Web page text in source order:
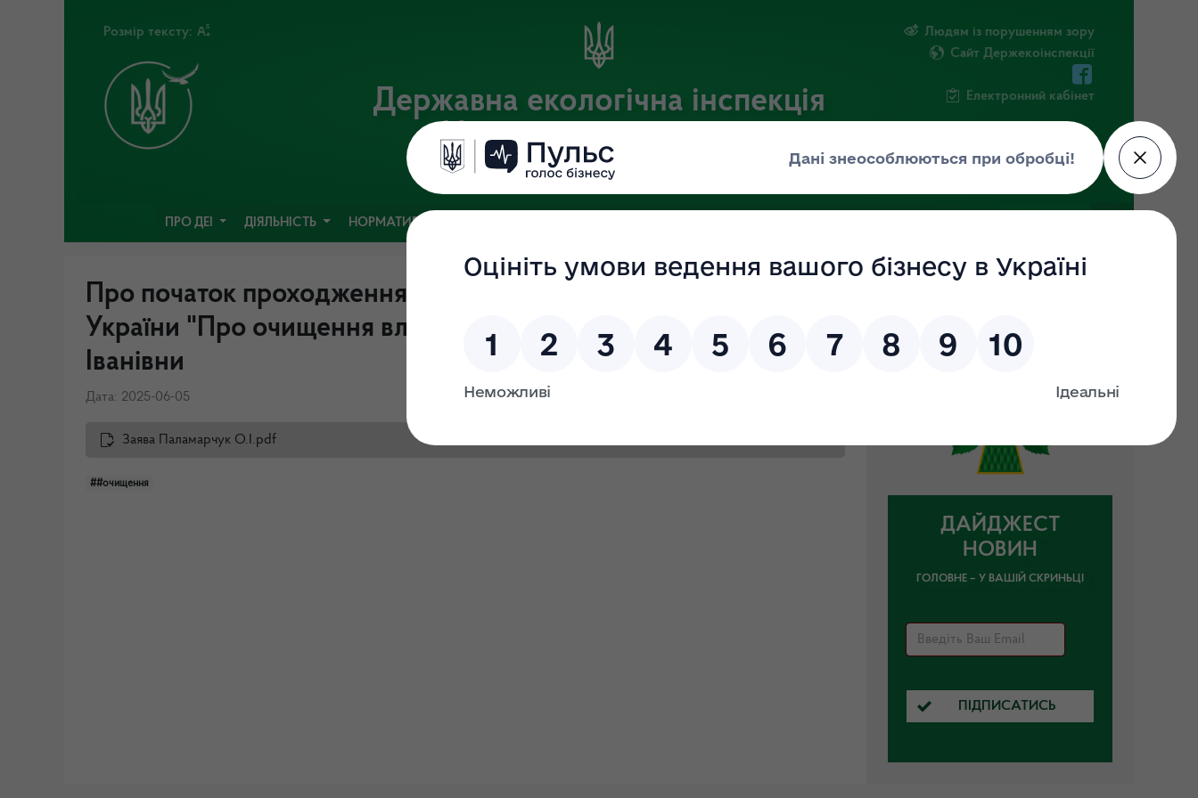
Розмір тексту:
Державна екологічна інспекція
Центрального округу
Офіційний веб-портал
Людям із порушенням зору
Сайт Держекоінспекції
Електронний кабінет
ПРО ДЕІ ДІЯЛЬНІСТЬ НОРМАТИВНА БАЗА
Про початок проходження перевірки відповідно до Закону
України "Про очищення влади" ПАЛАМАРЧУК Олени
Іванівни
Дата: 2025-06-05
Заява Паламарчук О.І.pdf
##очищення
ДАЙДЖЕСТ
НОВИН
ГОЛОВНЕ – У ВАШІЙ СКРИНЬЦІ
ПІДПИСАТИСЬ